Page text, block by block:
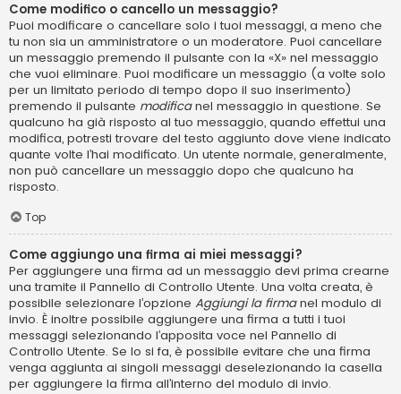
Come modifico o cancello un messaggio?
Puoi modificare o cancellare solo i tuoi messaggi, a meno che
tu non sia un amministratore o un moderatore. Puoi cancellare
un messaggio premendo il pulsante con la «X» nel messaggio
che vuoi eliminare. Puoi modificare un messaggio (a volte solo
per un limitato periodo di tempo dopo il suo inserimento)
premendo il pulsante modificanel messaggio in questione. Se
qualcuno ha già risposto al tuo messaggio, quando effettui una
modifica, potresti trovare del testo aggiunto dove viene indicato
quante volte l’hai modificato. Un utente normale, generalmente,
non può cancellare un messaggio dopo che qualcuno ha
risposto.
Top
Come aggiungo una firma ai miei messaggi?
Per aggiungere una firma ad un messaggio devi prima crearne
una tramite il Pannello di Controllo Utente. Una volta creata, è
possibile selezionare l’opzione Aggiungi la firmanel modulo di
invio. È inoltre possibile aggiungere una firma a tutti i tuoi
messaggi selezionando l’apposita voce nel Pannello di
Controllo Utente. Se lo si fa, è possibile evitare che una firma
venga aggiunta ai singoli messaggi deselezionando la casella
per aggiungere la firma all’interno del modulo di invio.